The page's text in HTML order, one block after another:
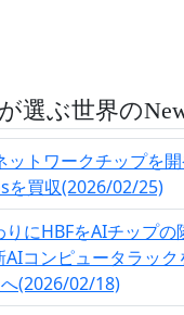
選ぶ世界の
ットワークチップを
を買収(2026/02/25)
にHBFをAIチップの
コンピュータラッ
(2026/02/18)